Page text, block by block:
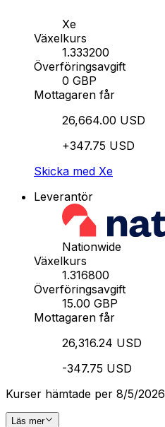
Xe
Växelkurs
1.333200
Överföringsavgift
0 GBP
Mottagaren får
26,664.00 USD
+347.75 USD
Skicka med Xe
Leverantör
Nationwide
Växelkurs
1.316800
Överföringsavgift
15.00 GBP
Mottagaren får
26,316.24 USD
-347.75 USD
Kurser hämtade per 8/5/2026
Läs mer